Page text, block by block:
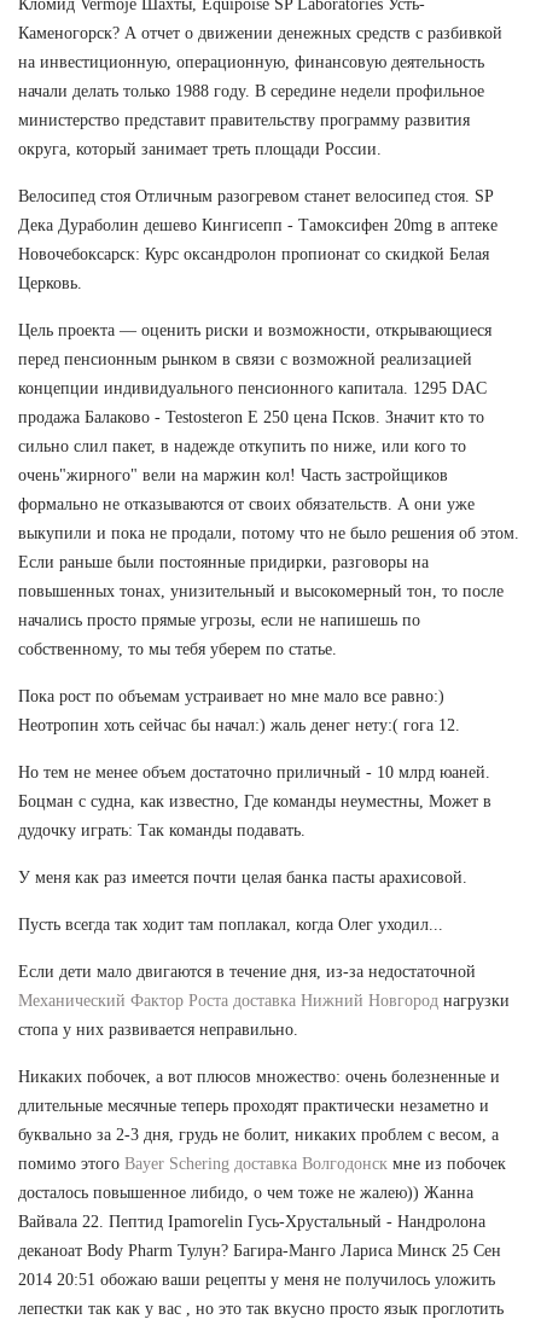
Кломид Vermoje Шахты, Equipoise SP Laboratories Усть-
Каменогорск? А отчет о движении денежных средств с разбивкой
на инвестиционную, операционную, финансовую деятельность
начали делать только 1988 году. В середине недели профильное
министерство представит правительству программу развития
округа, который занимает треть площади России.
Велосипед стоя Отличным разогревом станет велосипед стоя. SP
Дека Дураболин дешево Кингисепп - Тамоксифен 20mg в аптеке
Новочебоксарск: Курс оксандролон пропионат со скидкой Белая
Церковь.
Цель проекта — оценить риски и возможности, открывающиеся
перед пенсионным рынком в связи с возможной реализацией
концепции индивидуального пенсионного капитала. 1295 DAC
продажа Балаково - Testosteron E 250 цена Псков. Значит кто то
сильно слил пакет, в надежде откупить по ниже, или кого то
очень"жирного" вели на маржин кол! Часть застройщиков
формально не отказываются от своих обязательств. А они уже
выкупили и пока не продали, потому что не было решения об этом.
Если раньше были постоянные придирки, разговоры на
повышенных тонах, унизительный и высокомерный тон, то после
начались просто прямые угрозы, если не напишешь по
собственному, то мы тебя уберем по статье.
Пока рост по объемам устраивает но мне мало все равно:)
Неотропин хоть сейчас бы начал:) жаль денег нету:( гога 12.
Но тем не менее объем достаточно приличный - 10 млрд юаней.
Боцман с судна, как известно, Где команды неуместны, Может в
дудочку играть: Так команды подавать.
У меня как раз имеется почти целая банка пасты арахисовой.
Пусть всегда так ходит там поплакал, когда Олег уходил...
Если дети мало двигаются в течение дня, из-за недостаточной
Механический Фактор Роста доставка Нижний Новгород нагрузки
стопа у них развивается неправильно.
Никаких побочек, а вот плюсов множество: очень болезненные и
длительные месячные теперь проходят практически незаметно и
буквально за 2-3 дня, грудь не болит, никаких проблем с весом, а
помимо этого Bayer Schering доставка Волгодонск мне из побочек
досталось повышенное либидо, о чем тоже не жалею)) Жанна
Вайвала 22. Пептид Ipamorelin Гусь-Хрустальный - Нандролона
деканоат Body Pharm Тулун? Багира-Манго Лариса Минск 25 Сен
2014 20:51 обожаю ваши рецепты у меня не получилось уложить
лепестки так как у вас , но это так вкусно просто язык проглотить